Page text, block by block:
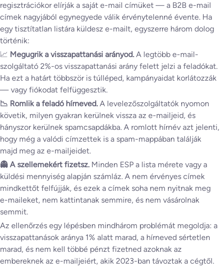
regisztrációkor elírják a saját e-mail címüket — a B2B e-mail
címek nagyjából egynegyede válik érvénytelenné évente. Ha
egy tisztítatlan listára küldesz e-mailt, egyszerre három dolog
történik:
📈 Megugrik a visszapattanási arányod. A legtöbb e-mail-
szolgáltató 2%-os visszapattanási arány felett jelzi a feladókat.
Ha ezt a határt többször is túlléped, kampányaidat korlátozzák
— vagy fiókodat felfüggesztik.
📉 Romlik a feladó hírneved. A levelezőszolgáltatók nyomon
követik, milyen gyakran kerülnek vissza az e-mailjeid, és
hányszor kerülnek spamcsapdákba. A romlott hírnév azt jelenti,
hogy még a valódi címzettek is a spam-mappában találják
majd meg az e-mailjeidet.
👻 A szellemekért fizetsz. Minden ESP a lista mérete vagy a
küldési mennyiség alapján számláz. A nem érvényes címek
mindkettőt felfújják, és ezek a címek soha nem nyitnak meg
e-maileket, nem kattintanak semmire, és nem vásárolnak
semmit.
Az ellenőrzés egy lépésben mindhárom problémát megoldja: a
visszapattanások aránya 1% alatt marad, a hírneved sértetlen
marad, és nem kell többé pénzt fizetned azoknak az
embereknek az e-mailjeiért, akik 2023-ban távoztak a cégtől.